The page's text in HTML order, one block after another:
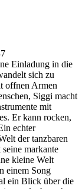
Einladung in die
sich zu
offnen Armen
Siggi macht
mit
Er kann rocken,
echter
der tanzbaren
markante
kleine Welt
einem Song
ein Blick über die